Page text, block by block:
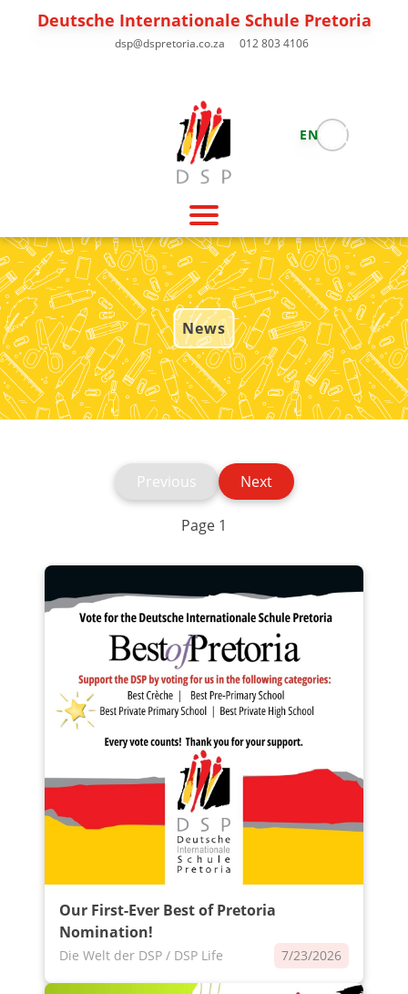
Deutsche Internationale Schule Pretoria
dsp@dspretoria.co.za 012 803 4106
EN
News
News articles Previous Next
Page 1
Our First-Ever Best of Pretoria
Nomination!
Die Welt der DSP / DSP Life 7/23/2026